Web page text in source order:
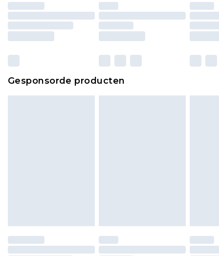
Huishoudelijke artikelen, zoals beddengoed,
matrassen, toppers en kussens, moeten
ongebruikt zijn en in de originele, ongeopende
wettelijke rechten.
bekijken.
Gesponsorde producten